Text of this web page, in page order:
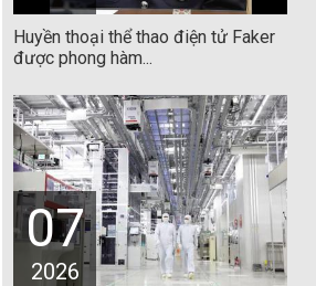
Huyền thoại thể thao điện tử Faker
được phong hàm...
07
2026